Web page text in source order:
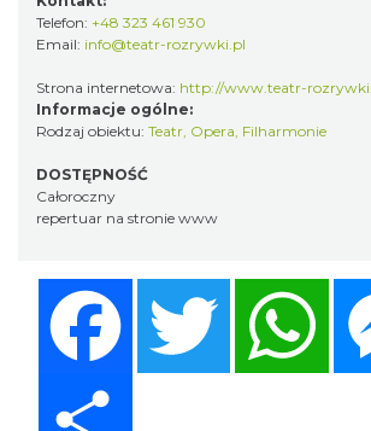
Telefon: +48 323 461 930
Email: info@teatr-rozrywki.pl
Strona internetowa: http://www.teatr-
Informacje ogólne:
Rodzaj obiektu: Teatr, Opera, Filharmonie
DOSTĘPNOŚĆ
Całoroczny
repertuar na stronie www
Twitter